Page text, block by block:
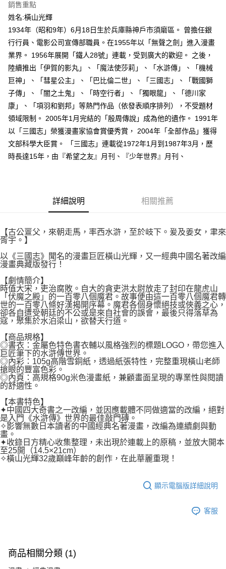
ATM／網路銀行／等多元方式進行付款，方視為交易完成。
※ 請注意：結帳手續完成當下不需立刻繳費，但若您需要取消訂單，請聯絡
購買商品的店家。未經商家同意取消之訂單仍視為有效，需透過AFTEE先享
後付繳納相關費用。
※ 交易是否成功請以「AFTEE先享後付 」之結帳頁面顯示為準，若有關於
是否繳費成功／繳費後需取消欲退款等相關疑問，請聯繫「AFTEE先享後付
【注意事項】
１．透過由恩沛科技股份有限公司提供之「AFTEE先享後付」服務完成之交
易，需依本服務之必要範圍內提供個人資料，並將交易相關給付款項請求債
權轉讓予恩沛科技股份有限公司。
２．關於個人資料處理事宜，請瀏覽以下網址：
３．未成年的使用者請事先徵得法定代理人或監護人之同意方可使用
「AFTEE先享後付」，若未經同意申辦者引起之損失，本公司不負相關責
任。
４．使用「AFTEE先享後付」時，將依據個別帳號之用戶狀況，依本公司即
恩沛科技股份有限公司將有權停止該用戶之使用額度並採取法律行動。
每筆NT$80，滿NT$500(含以上)免運費
付款後萊爾富取貨
每筆NT$80，滿NT$500(含以上)免運費
7-11取貨付款
每筆NT$80，滿NT$500(含以上)免運費
付款後7-11取貨
每筆NT$80，滿NT$500(含以上)免運費
宅配
每筆NT$100，滿NT$800(含以上)免運費
銷售重點
姓名:橫山光輝
1934年（昭和9年）6月18日生於兵庫縣神戶市須磨區。 曾擔任銀
行行員、電影公司宣傳部職員。在1955年以「無聲之劍」進入漫畫
業界。 1956年展開「鐵人28號」連載，受到廣大的歡迎。 之後，
陸續推出「伊賀的影丸」、「魔法使莎莉」、「水滸傳」、「機械
巨神」、「彗星公主」、「巴比倫二世」、「三國志」、「戰國獅
子傳」、「闇之土鬼」、「時空行者」、「獨眼龍」、「德川家
康」、「項羽和劉邦」等熱門作品（依發表順序排列），不受題材
領域限制。 2005年1月完結的「殷周傳說」成為他的遺作。 1991年
以「三國志」榮獲漫畫家協會賞優秀賞， 2004年「全部作品」獲得
文部科學大臣賞。 「三國志」連載從1972年1月到1987年3月，歷
時長達15年，由『希望之友』月刊、『少年世界』月刊、
詳細說明 相關推薦
【古公亶父，來朝走馬，率西水滸，至於岐下。爰及姜女，聿來
胥宇。】
以《三國志》聞名的漫畫巨匠橫山光輝，又一經典中國名著改編
漫畫典藏版發行！
【劇情簡介】
時值大宋，吏治腐敗。自大的貪吏洪太尉放走了封印在龍虎山
「伏魔之殿」的一百零八個魔君。故事便由這一百零八個魔君轉
世的一百零八條好漢揭開序幕。魔君各個身懷絕技或俠義之心，
卻各自遭受朝廷的不公或是來自社會的誤會，最後只得落草為
寇，聚集於水泊梁山，欲替天行道。
【商品規格】
◎書衣：金屬色特色書衣輔以風格強烈的標題LOGO，帶您進入
巨匠筆下的水滸傳世界。
◎內彩：105g高階雪銅紙，透過紙張特性，完整重現橫山老師
搶眼的豐富色彩。
◎內頁：高規格90g米色漫畫紙，兼顧畫面呈現的專業性與閱讀
的舒適性。
【本書特色】
✦中國四大奇書之一改編，並因應載體不同做適當的改編，絕對
是入門《水滸傳》世界的最佳敲門磚。
✧影響無數日本讀者的中國經典名著漫畫，改編為連續劇與動
畫。
✦收錄日方精心收集整理，未出現於連載上的原稿，並放大開本
至25開（14.5×21cm）
✧橫山光輝32歲巔峰年齡的創作，在此華麗重現！
顯示電腦版詳細說明
客服
商品相關分類 (1)